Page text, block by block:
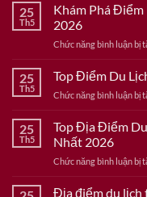
25
Th5
Khám Phá
2026
Chức năng bình luận bị
25
Th5
Top Điểm Du
Chức năng bình luận bị
25
Th5
Top Địa Điểm
Nhất 2026
Chức năng bình luận bị
Địa điểm du lịch